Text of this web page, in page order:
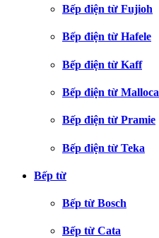
Bếp điện từ Fujioh
Bếp điện từ Hafele
Bếp điện từ Kaff
Bếp điện từ Malloca
Bếp điện từ Pramie
Bếp điện từ Teka
Bếp từ
Bếp từ Bosch
Bếp từ Cata